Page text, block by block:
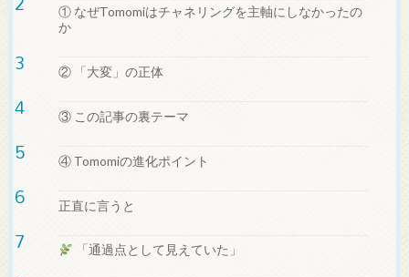
① なぜTomomiはチャネリングを主軸にしなかったの
か
② 「大変」の正体
③ この記事の裏テーマ
④ Tomomiの進化ポイント
正直に言うと
「通過点として見えていた」